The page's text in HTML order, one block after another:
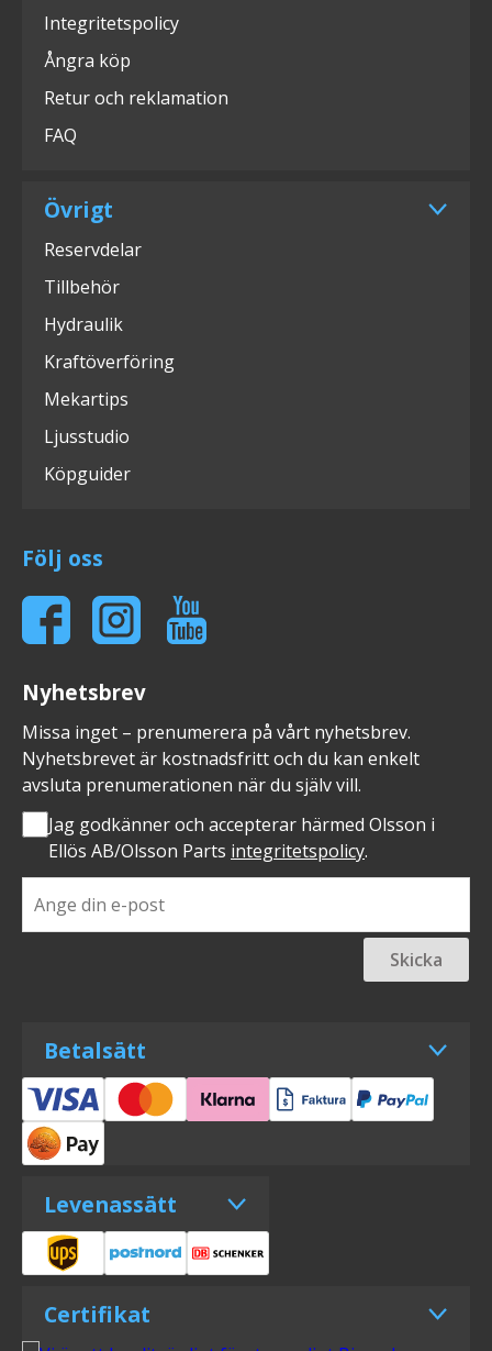
Integritetspolicy
Ångra köp
Retur och reklamation
FAQ
Övrigt
Reservdelar
Tillbehör
Hydraulik
Kraftöverföring
Mekartips
Ljusstudio
Köpguider
Följ oss
Nyhetsbrev
Missa inget – prenumerera på vårt nyhetsbrev.
Nyhetsbrevet är kostnadsfritt och du kan enkelt
avsluta prenumerationen när du själv vill.
Jag godkänner och accepterar härmed Olsson i
Ellös AB/Olsson Parts integritetspolicy.
Skicka
Betalsätt
Levenassätt
Certifikat